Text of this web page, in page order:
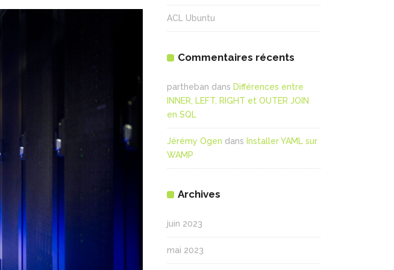
ACL Ubuntu
Commentaires récents
partheban dans Différences entre
INNER, LEFT, RIGHT et OUTER JOIN
en SQL
Jérémy Ogen dans Installer YAML sur
WAMP
Archives
juin 2023
mai 2023